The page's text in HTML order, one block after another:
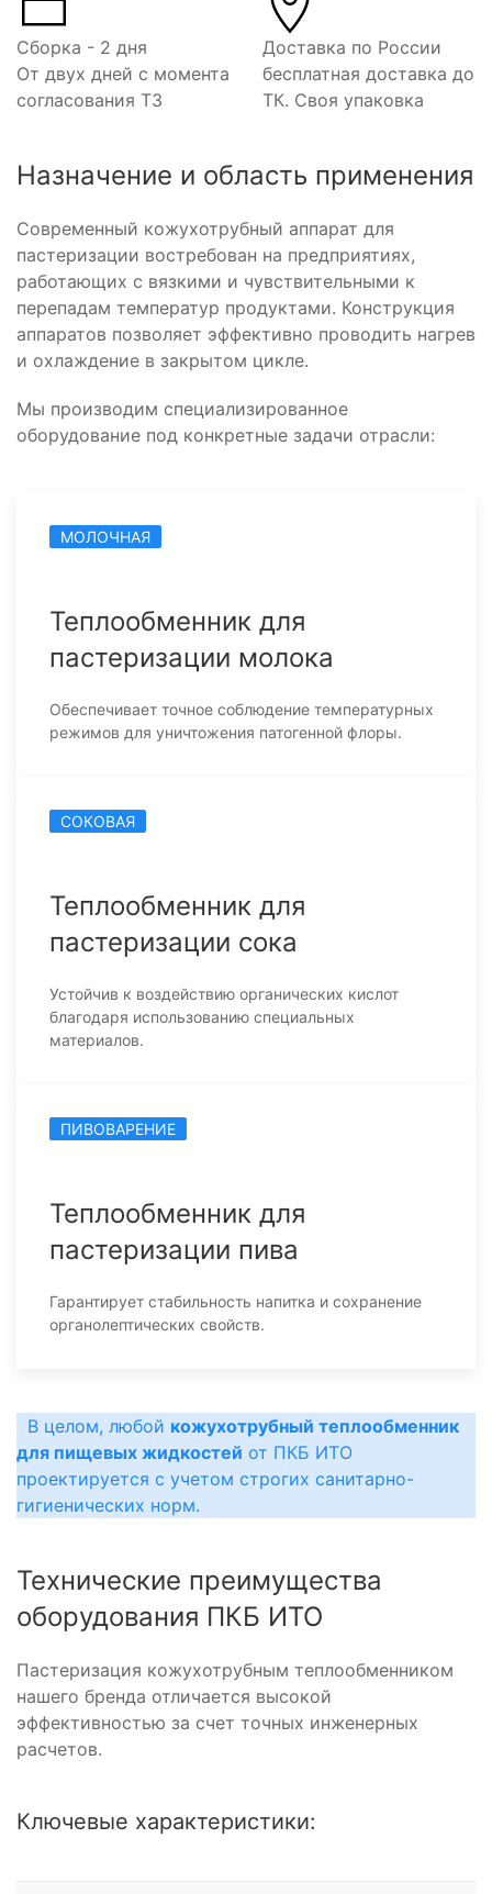
Сборка - 2 дня
От двух дней с момента
согласования ТЗ
Доставка по России
бесплатная доставка до
ТК. Своя упаковка
Назначение и область применения
Современный кожухотрубный аппарат для
пастеризации востребован на предприятиях,
работающих с вязкими и чувствительными к
перепадам температур продуктами. Конструкция
аппаратов позволяет эффективно проводить нагрев
и охлаждение в закрытом цикле.
Мы производим специализированное
оборудование под конкретные задачи отрасли:
МОЛОЧНАЯ
Теплообменник для
пастеризации молока
Обеспечивает точное соблюдение температурных
режимов для уничтожения патогенной флоры.
СОКОВАЯ
Теплообменник для
пастеризации сока
Устойчив к воздействию органических кислот
благодаря использованию специальных
материалов.
ПИВОВАРЕНИЕ
Теплообменник для
пастеризации пива
Гарантирует стабильность напитка и сохранение
органолептических свойств.
В целом, любой кожухотрубный теплообменник
для пищевых жидкостей от ПКБ ИТО
проектируется с учетом строгих санитарно-
гигиенических норм.
Технические преимущества
оборудования ПКБ ИТО
Пастеризация кожухотрубным теплообменником
нашего бренда отличается высокой
эффективностью за счет точных инженерных
расчетов.
Ключевые характеристики: